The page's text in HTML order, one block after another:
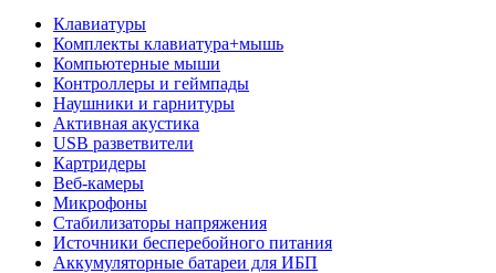
Клавиатуры
Комплекты клавиатура+мышь
Компьютерные мыши
Контроллеры и геймпады
Наушники и гарнитуры
Активная акустика
USB разветвители
Картридеры
Веб-камеры
Микрофоны
Стабилизаторы напряжения
Источники бесперебойного питания
Аккумуляторные батареи для ИБП